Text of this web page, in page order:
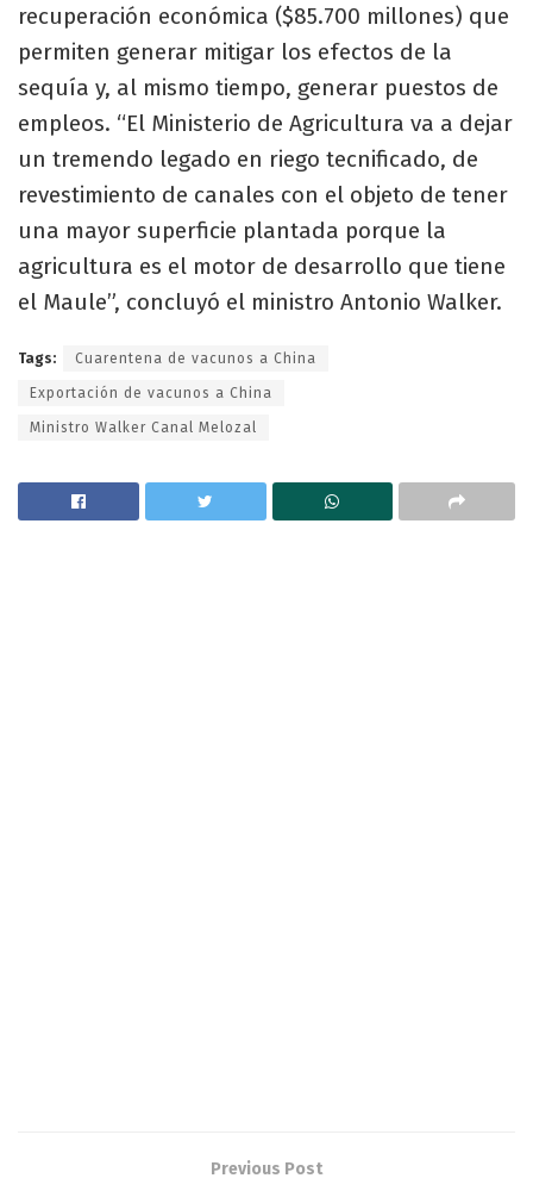
recuperación económica ($85.700 millones) que
permiten generar mitigar los efectos de la
sequía y, al mismo tiempo, generar puestos de
empleos. “El Ministerio de Agricultura va a dejar
un tremendo legado en riego tecnificado, de
revestimiento de canales con el objeto de tener
una mayor superficie plantada porque la
agricultura es el motor de desarrollo que tiene
el Maule”, concluyó el ministro Antonio Walker.
Tags: Cuarentena de vacunos a China
Exportación de vacunos a China
Ministro Walker Canal Melozal
Previous Post